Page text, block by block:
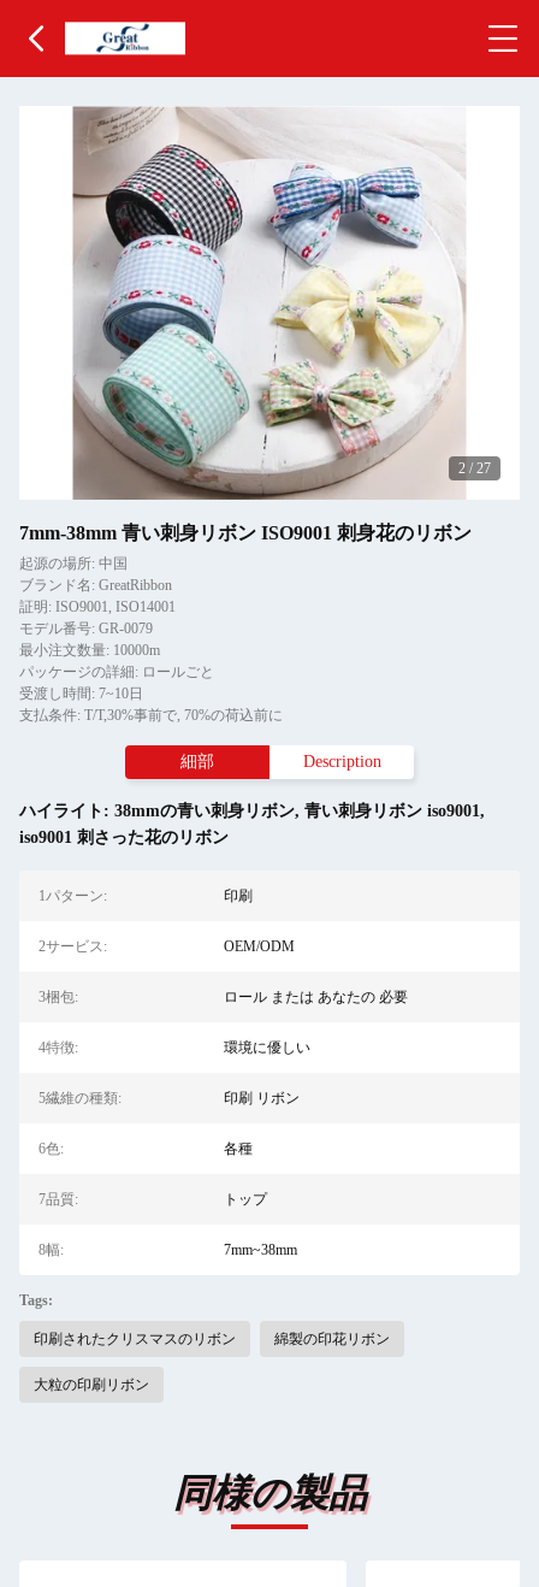
3 / 27
7mm-38mm 青い刺身リボン ISO9001 刺身花のリボン
起源の場所: 中国
ブランド名: GreatRibbon
証明: ISO9001, ISO14001
モデル番号: GR-0079
最小注文数量: 10000m
パッケージの詳細: ロールごと
受渡し時間: 7~10日
支払条件: T/T,30%事前で, 70%の荷込前に
細部 Description
ハイライト: 38mmの青い刺身リボン, 青い刺身リボン iso9001,
iso9001 刺さった花のリボン
1パターン: 印刷
2サービス: OEM/ODM
3梱包: ロール または あなたの 必要
4特徴: 環境に優しい
5繊維の種類: 印刷 リボン
6色: 各種
7品質: トップ
8幅: 7mm~38mm
Tags:
印刷されたクリスマスのリボン 綿製の印花リボン
大粒の印刷リボン
同様の製品